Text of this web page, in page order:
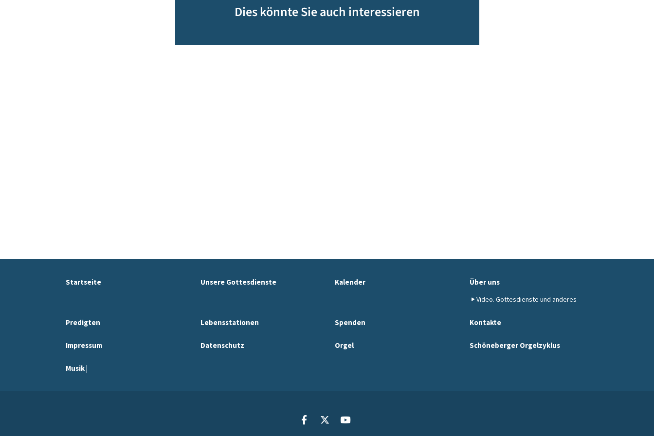
Dies könnte Sie auch interessieren
Startseite Unsere Gottesdienste Kalender Über uns
Video. Gottesdienste und anderes
Predigten Lebensstationen Spenden Kontakte
Impressum Datenschutz Orgel Schöneberger Orgelzyklus
Musik |